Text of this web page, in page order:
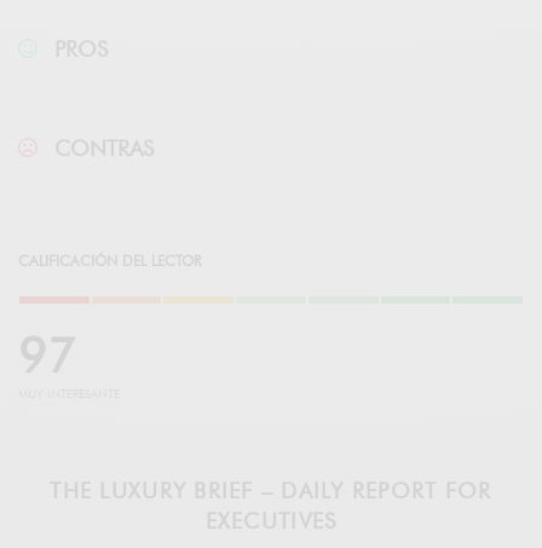
PROS
CONTRAS
CALIFICACIÓN DEL LECTOR
97
THE LUXURY BRIEF – DAILY REPORT FOR
EXECUTIVES